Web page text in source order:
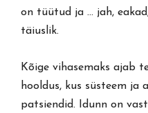
on tüütud ja … jah,
täiuslik.
Kõige vihasemaks ajab
hooldus, kus süsteem ja
patsiendid. Idunn on